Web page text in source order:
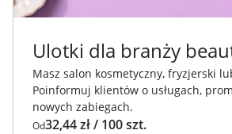
Ulotki dla branży
Masz salon kosmetyczny, fryzjerski
Poinformuj klientów o usługach,
nowych zabiegach.
Od32,44 zł / 100 szt.